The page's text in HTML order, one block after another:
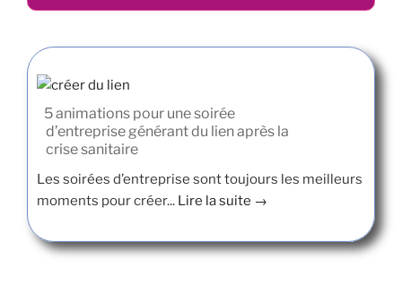
5 animations pour une soirée
d’entreprise générant du lien après la
crise sanitaire
Les soirées d’entreprise sont toujours les meilleurs
moments pour créer... Lire la suite →